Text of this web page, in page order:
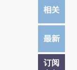
订阅